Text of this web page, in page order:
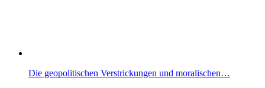
Die geopolitischen Verstrickungen und moralischen…